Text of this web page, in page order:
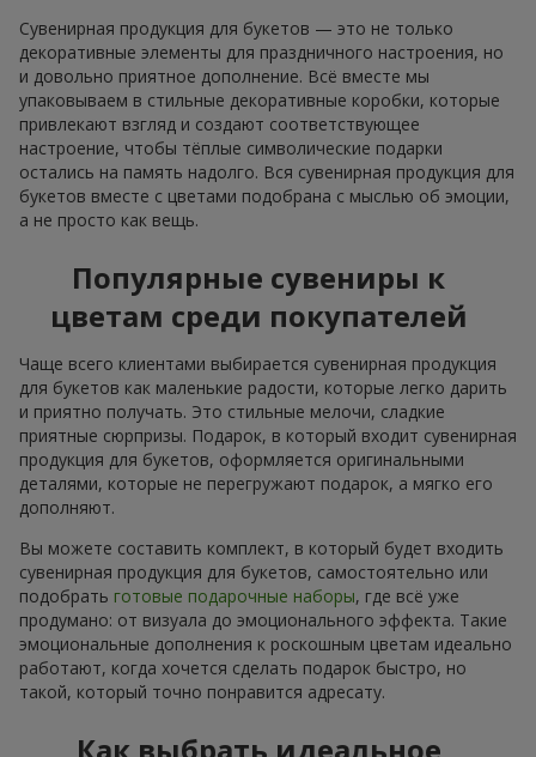
Сувенирная продукция для букетов — это не только
декоративные элементы для праздничного настроения, но
и довольно приятное дополнение. Всё вместе мы
упаковываем в стильные декоративные коробки, которые
привлекают взгляд и создают соответствующее
настроение, чтобы тёплые символические подарки
остались на память надолго. Вся сувенирная продукция для
букетов вместе с цветами подобрана с мыслью об эмоции,
а не просто как вещь.
Популярные сувениры к
цветам среди покупателей
Чаще всего клиентами выбирается сувенирная продукция
для букетов как маленькие радости, которые легко дарить
и приятно получать. Это стильные мелочи, сладкие
приятные сюрпризы. Подарок, в который входит сувенирная
продукция для букетов, оформляется оригинальными
деталями, которые не перегружают подарок, а мягко его
дополняют.
Вы можете составить комплект, в который будет входить
сувенирная продукция для букетов, самостоятельно или
подобрать готовые подарочные наборы, где всё уже
продумано: от визуала до эмоционального эффекта. Такие
эмоциональные дополнения к роскошным цветам идеально
работают, когда хочется сделать подарок быстро, но
такой, который точно понравится адресату.